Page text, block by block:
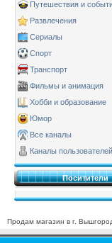
Путешествия и
Развлечения
Сериалы
Спорт
Транспорт
Фильмы и анимация
Хобби и образование
Юмор
Все каналы
Каналы пользователей
Поситители
Продам магазин в г.